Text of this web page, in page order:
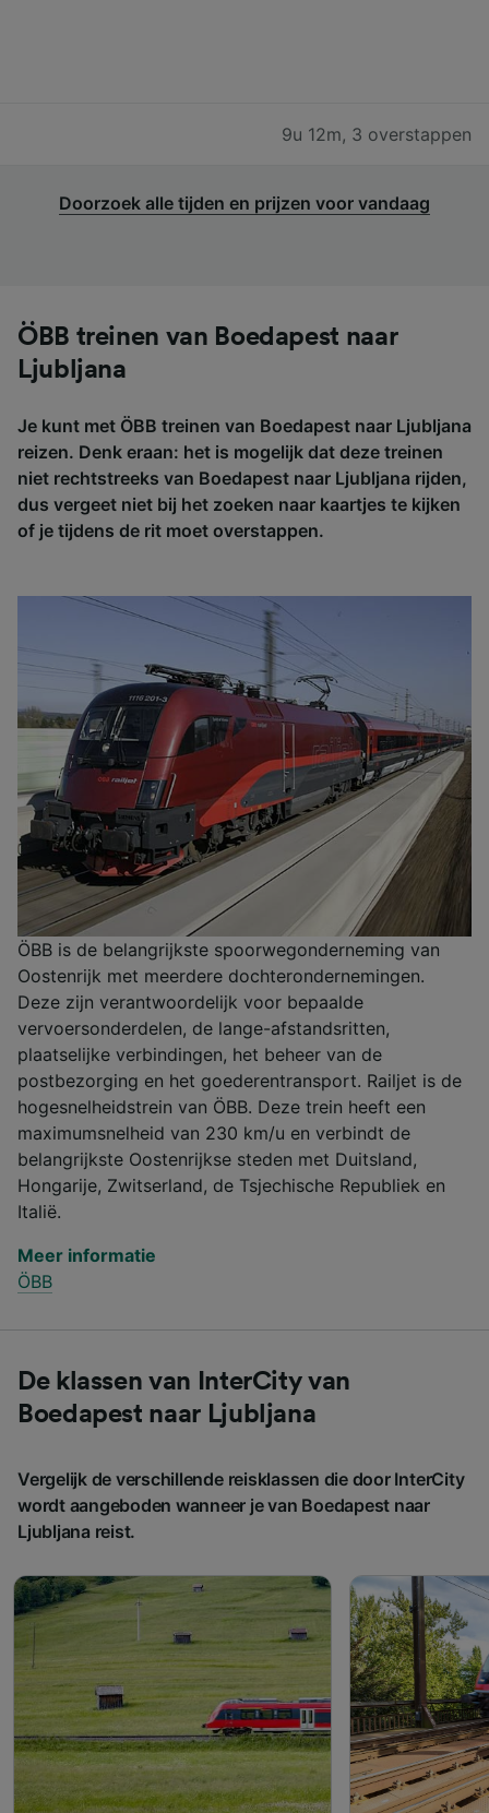
9u 12m, 3 overstappen
Doorzoek alle tijden en prijzen voor vandaag
ÖBB treinen van Boedapest naar
Ljubljana
Je kunt met ÖBB treinen van Boedapest naar Ljubljana
reizen. Denk eraan: het is mogelijk dat deze treinen
niet rechtstreeks van Boedapest naar Ljubljana rijden,
dus vergeet niet bij het zoeken naar kaartjes te kijken
of je tijdens de rit moet overstappen.
ÖBB is de belangrijkste spoorwegonderneming van
Oostenrijk met meerdere dochterondernemingen.
Deze zijn verantwoordelijk voor bepaalde
vervoersonderdelen, de lange-afstandsritten,
plaatselijke verbindingen, het beheer van de
postbezorging en het goederentransport. Railjet is de
hogesnelheidstrein van ÖBB. Deze trein heeft een
maximumsnelheid van 230 km/u en verbindt de
belangrijkste Oostenrijkse steden met Duitsland,
Hongarije, Zwitserland, de Tsjechische Republiek en
Italië.
Meer informatie
ÖBB
De klassen van InterCity van
Boedapest naar Ljubljana
Vergelijk de verschillende reisklassen die door InterCity
wordt aangeboden wanneer je van Boedapest naar
Ljubljana reist.